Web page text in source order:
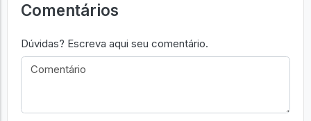
Comentários
Dúvidas? Escreva aqui seu comentário.